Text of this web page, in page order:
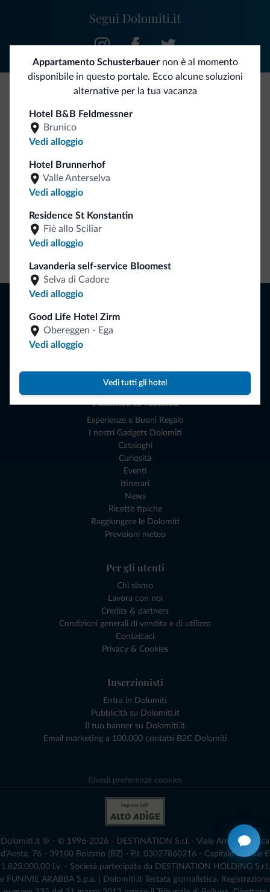
Appartamento Schusterbauernon è al momento
disponibile in questo portale. Ecco alcune soluzioni
alternative per la tua vacanza
Hotel B&B Feldmessner
Brunico
Vedi alloggio
Hotel Brunnerhof
Valle Anterselva
Vedi alloggio
Residence St Konstantin
Fiè allo Sciliar
Vedi alloggio
Lavanderia self-service Bloomest
Selva di Cadore
Vedi alloggio
Good Life Hotel Zirm
Obereggen - Ega
Vedi alloggio
Vedi tutti gli hotel
Segui Dolomiti.it
Be Original, scopri la nuova collezione
Ce l'avete chiesto in tanti. Ecco la nuova collezione firmata
Dolomiti.it!
Dove dormire
Attività locali
Pianifica la vacanza
Esperienze e Buoni Regalo
I nostri Gadgets Dolomiti
Cataloghi
Curiosità
Eventi
Itinerari
News
Ricette tipiche
Raggiungere le Dolomiti
Previsioni meteo
Per gli utenti
Chi siamo
Lavora con noi
Credits & partners
Condizioni generali di vendita e di utilizzo
Contattaci
Privacy & Cookies
Inserzionisti
Entra in Dolomiti
Pubblicità su Dolomiti.it
Il tuo banner su Dolomiti.it
Email marketing a 100.000 contatti B2C Dolomiti
Rivedi preferenze cookies
Dolomiti.it ® - © 1996-2026 - DESTINATION S.r.l. - Viale Amedeo Duca
d'Aosta, 76 - 39100 Bolzano (BZ) - P.I. 03027860216 - Capitale Sociale €
1.825.000,00 i.v. - Società partecipata da DESTINATION HOLDING S.r.l.
e FUNIVIE ARABBA S.p.a. | Dolomiti.it Testata giornalistica. Registrazione